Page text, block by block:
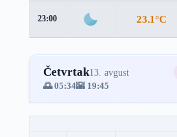
23:00 23.1°C
Četvrtak13. avgust
🌅 05:34🌇 19:45